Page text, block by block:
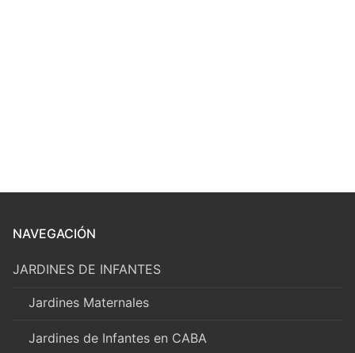
NAVEGACIÓN
JARDINES DE INFANTES
Jardines Maternales
Jardines de Infantes en CABA